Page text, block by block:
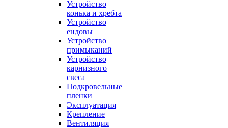
Устройство
конька и хребта
Устройство
ендовы
Устройство
примыканий
Устройство
карнизного
свеса
Подкровельные
пленки
Эксплуатация
Крепление
Вентиляция